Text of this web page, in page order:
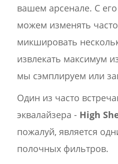
вашем арсенале. С
можем изменять
микшировать
извлекать максимум
мы сэмплируем или
Один из часто
эквалайзера - High
пожалуй, является
полочных фильтров.